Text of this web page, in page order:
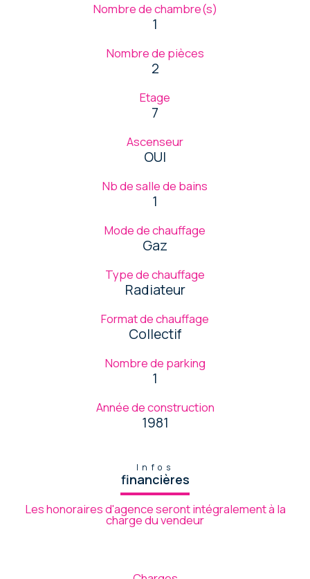
Nombre de chambre(s)
1
Nombre de pièces
2
Etage
7
Ascenseur
OUI
Nb de salle de bains
1
Mode de chauffage
Gaz
Type de chauffage
Radiateur
Format de chauffage
Collectif
Nombre de parking
1
Année de construction
1981
Infos
financières
Les honoraires d'agence seront intégralement à la
charge du vendeur